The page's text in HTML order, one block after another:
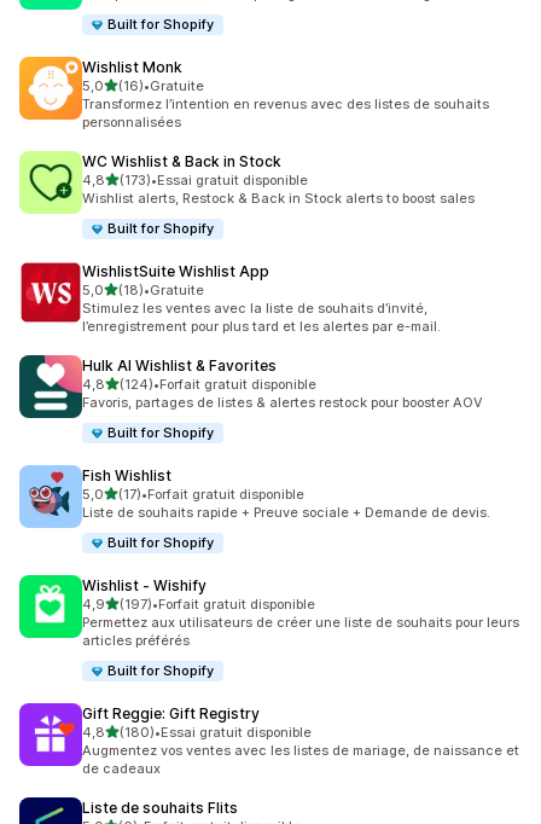
Built for Shopify
Wishlist Monk
5,0étoile(s) sur 5
(16)
16 avis au total
•Gratuite
Transformez l’intention en revenus avec des listes de souhaits
personnalisées
WC Wishlist & Back in Stock
4,8étoile(s) sur 5
(173)
173 avis au total
•Essai gratuit disponible
Wishlist alerts, Restock & Back in Stock alerts to boost sales
Built for Shopify
WishlistSuite Wishlist App
5,0étoile(s) sur 5
(18)
18 avis au total
•Gratuite
Stimulez les ventes avec la liste de souhaits d’invité,
l’enregistrement pour plus tard et les alertes par e-mail.
Hulk AI Wishlist & Favorites
4,8étoile(s) sur 5
(124)
124 avis au total
•Forfait gratuit disponible
Favoris, partages de listes & alertes restock pour booster AOV
Built for Shopify
Fish Wishlist
5,0étoile(s) sur 5
(17)
17 avis au total
•Forfait gratuit disponible
Liste de souhaits rapide + Preuve sociale + Demande de devis.
Built for Shopify
Wishlist ‑ Wishify
4,9étoile(s) sur 5
(197)
197 avis au total
•Forfait gratuit disponible
Permettez aux utilisateurs de créer une liste de souhaits pour leurs
articles préférés
Built for Shopify
Gift Reggie: Gift Registry
4,8étoile(s) sur 5
(180)
180 avis au total
•Essai gratuit disponible
Augmentez vos ventes avec les listes de mariage, de naissance et
de cadeaux
Liste de souhaits Flits